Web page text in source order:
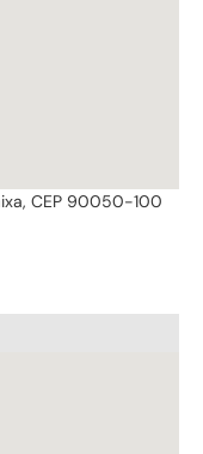
CEP 90050-100